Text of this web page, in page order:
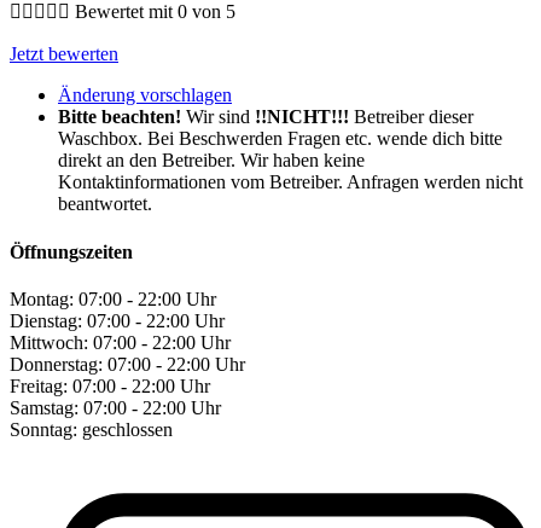
     Bewertet mit 0 von 5
Jetzt bewerten
Änderung vorschlagen
Bitte beachten! Wir sind !!NICHT!!! Betreiber dieser
Waschbox. Bei Beschwerden Fragen etc. wende dich bitte
direkt an den Betreiber. Wir haben keine
Kontaktinformationen vom Betreiber. Anfragen werden nicht
beantwortet.
Öffnungszeiten
Montag: 07:00 - 22:00 Uhr
Dienstag: 07:00 - 22:00 Uhr
Mittwoch: 07:00 - 22:00 Uhr
Donnerstag: 07:00 - 22:00 Uhr
Freitag: 07:00 - 22:00 Uhr
Samstag: 07:00 - 22:00 Uhr
Sonntag: geschlossen